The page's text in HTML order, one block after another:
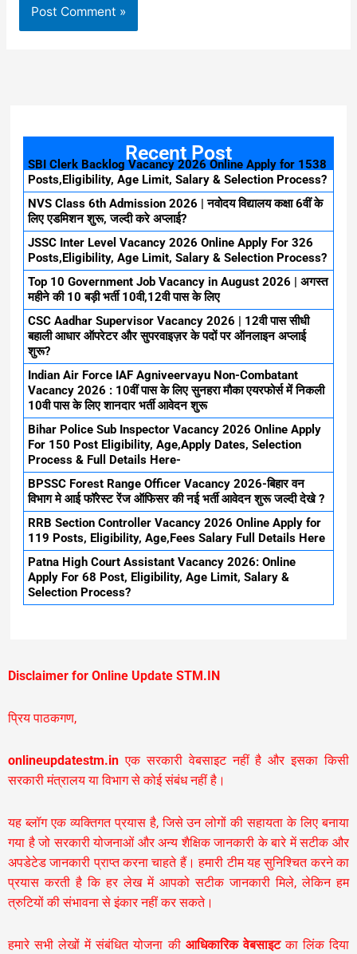
Recent Post
SBI Clerk Backlog Vacancy 2026 Online Apply for 1538
Posts,Eligibility, Age Limit, Salary & Selection Process?
NVS Class 6th Admission 2026 | नवोदय विद्यालय कक्षा 6वीं के
लिए एडमिशन शुरू, जल्दी करे अप्लाई?
JSSC Inter Level Vacancy 2026 Online Apply For 326
Posts,Eligibility, Age Limit, Salary & Selection Process?
Top 10 Government Job Vacancy in August 2026 | अगस्त
महीने की 10 बड़ी भर्ती 10वी,12वी पास के लिए
CSC Aadhar Supervisor Vacancy 2026 | 12वी पास सीधी
बहाली आधार ऑपरेटर और सुपरवाइज़र के पदों पर ऑनलाइन अप्लाई
शुरू?
Indian Air Force IAF Agniveervayu Non-Combatant
Vacancy 2026 : 10वीं पास के लिए सुनहरा मौका एयरफोर्स में निकली
10वी पास के लिए शानदार भर्ती आवेदन शुरू
Bihar Police Sub Inspector Vacancy 2026 Online Apply
For 150 Post Eligibility, Age,Apply Dates, Selection
Process & Full Details Here-
BPSSC Forest Range Officer Vacancy 2026-बिहार वन
विभाग मे आई फॉरेस्ट रेंज ऑफिसर की नई भर्ती आवेदन शुरू जल्दी देखे ?
RRB Section Controller Vacancy 2026 Online Apply for
119 Posts, Eligibility, Age,Fees Salary Full Details Here
Patna High Court Assistant Vacancy 2026: Online
Apply For 68 Post, Eligibility, Age Limit, Salary &
Selection Process?
Disclaimer for Online Update STM.IN
प्रिय पाठकगण,
onlineupdatestm.in एक सरकारी वेबसाइट नहीं है और इसका किसी
सरकारी मंत्रालय या विभाग से कोई संबंध नहीं है।
यह ब्लॉग एक व्यक्तिगत प्रयास है, जिसे उन लोगों की सहायता के लिए बनाया
गया है जो सरकारी योजनाओं और अन्य शैक्षिक जानकारी के बारे में सटीक और
अपडेटेड जानकारी प्राप्त करना चाहते हैं। हमारी टीम यह सुनिश्चित करने का
प्रयास करती है कि हर लेख में आपको सटीक जानकारी मिले, लेकिन हम
त्रुटियों की संभावना से इंकार नहीं कर सकते।
हमारे सभी लेखों में संबंधित योजना की आधिकारिक वेबसाइटका लिंक दिया